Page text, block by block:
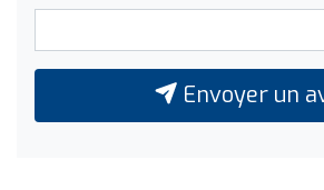
Envoyer un